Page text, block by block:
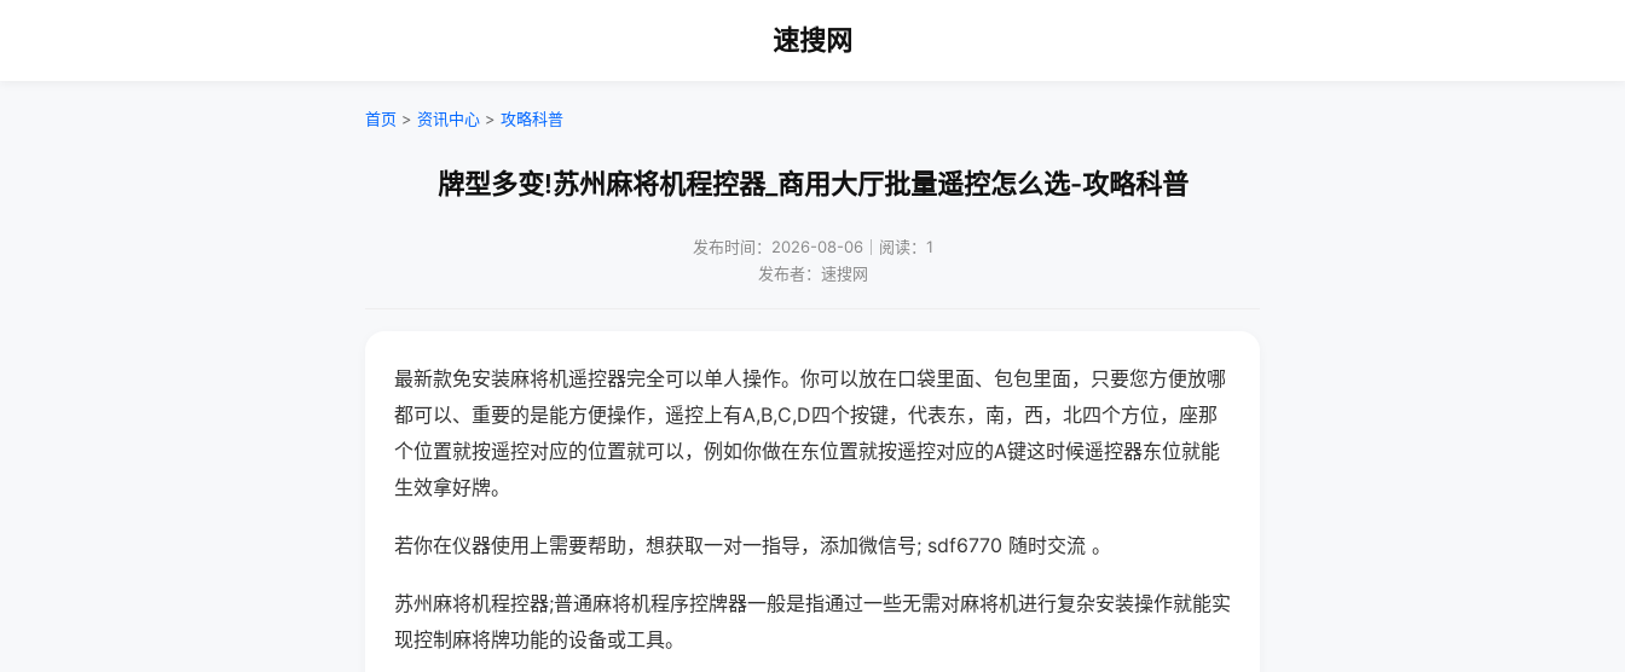
速搜网
首页 > 资讯中心 > 攻略科普
牌型多变!苏州麻将机程控器_商用大厅批量遥控怎么选-攻略科普
发布时间：2026-08-06｜阅读：1
发布者：速搜网
最新款免安装麻将机遥控器完全可以单人操作。你可以放在口袋里面、包包里面，只要您方便放哪
都可以、重要的是能方便操作，遥控上有A,B,C,D四个按键，代表东，南，西，北四个方位，座那
个位置就按遥控对应的位置就可以，例如你做在东位置就按遥控对应的A键这时候遥控器东位就能
生效拿好牌。
若你在仪器使用上需要帮助，想获取一对一指导，添加微信号; sdf6770 随时交流 。
苏州麻将机程控器;普通麻将机程序控牌器一般是指通过一些无需对麻将机进行复杂安装操作就能实
现控制麻将牌功能的设备或工具。